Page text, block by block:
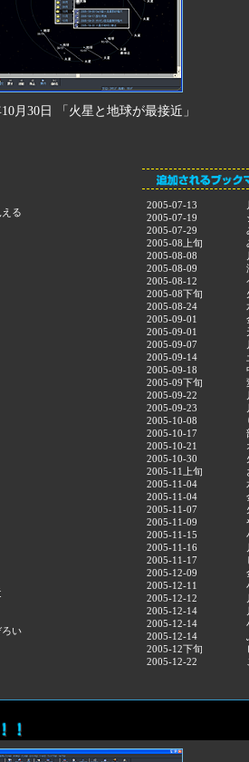
10月30日 「火星と地球が最接近」
る
ろい
2005-07-13
2005-07-19
2005-07-29
2005-08上旬
2005-08-08
2005-08-09
2005-08-12
2005-08下旬
2005-08-24
2005-09-01
2005-09-01
2005-09-07
2005-09-14
2005-09-18
2005-09下旬
2005-09-22
2005-09-23
2005-10-08
2005-10-17
2005-10-21
2005-10-30
2005-11上旬
2005-11-04
2005-11-04
2005-11-07
2005-11-09
2005-11-15
2005-11-16
2005-11-17
2005-12-09
2005-12-11
2005-12-12
2005-12-14
2005-12-14
2005-12-14
2005-12下旬
2005-12-22